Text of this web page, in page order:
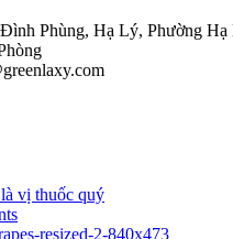
Đình Phùng, Hạ Lý, Phường
vị thuốc quý